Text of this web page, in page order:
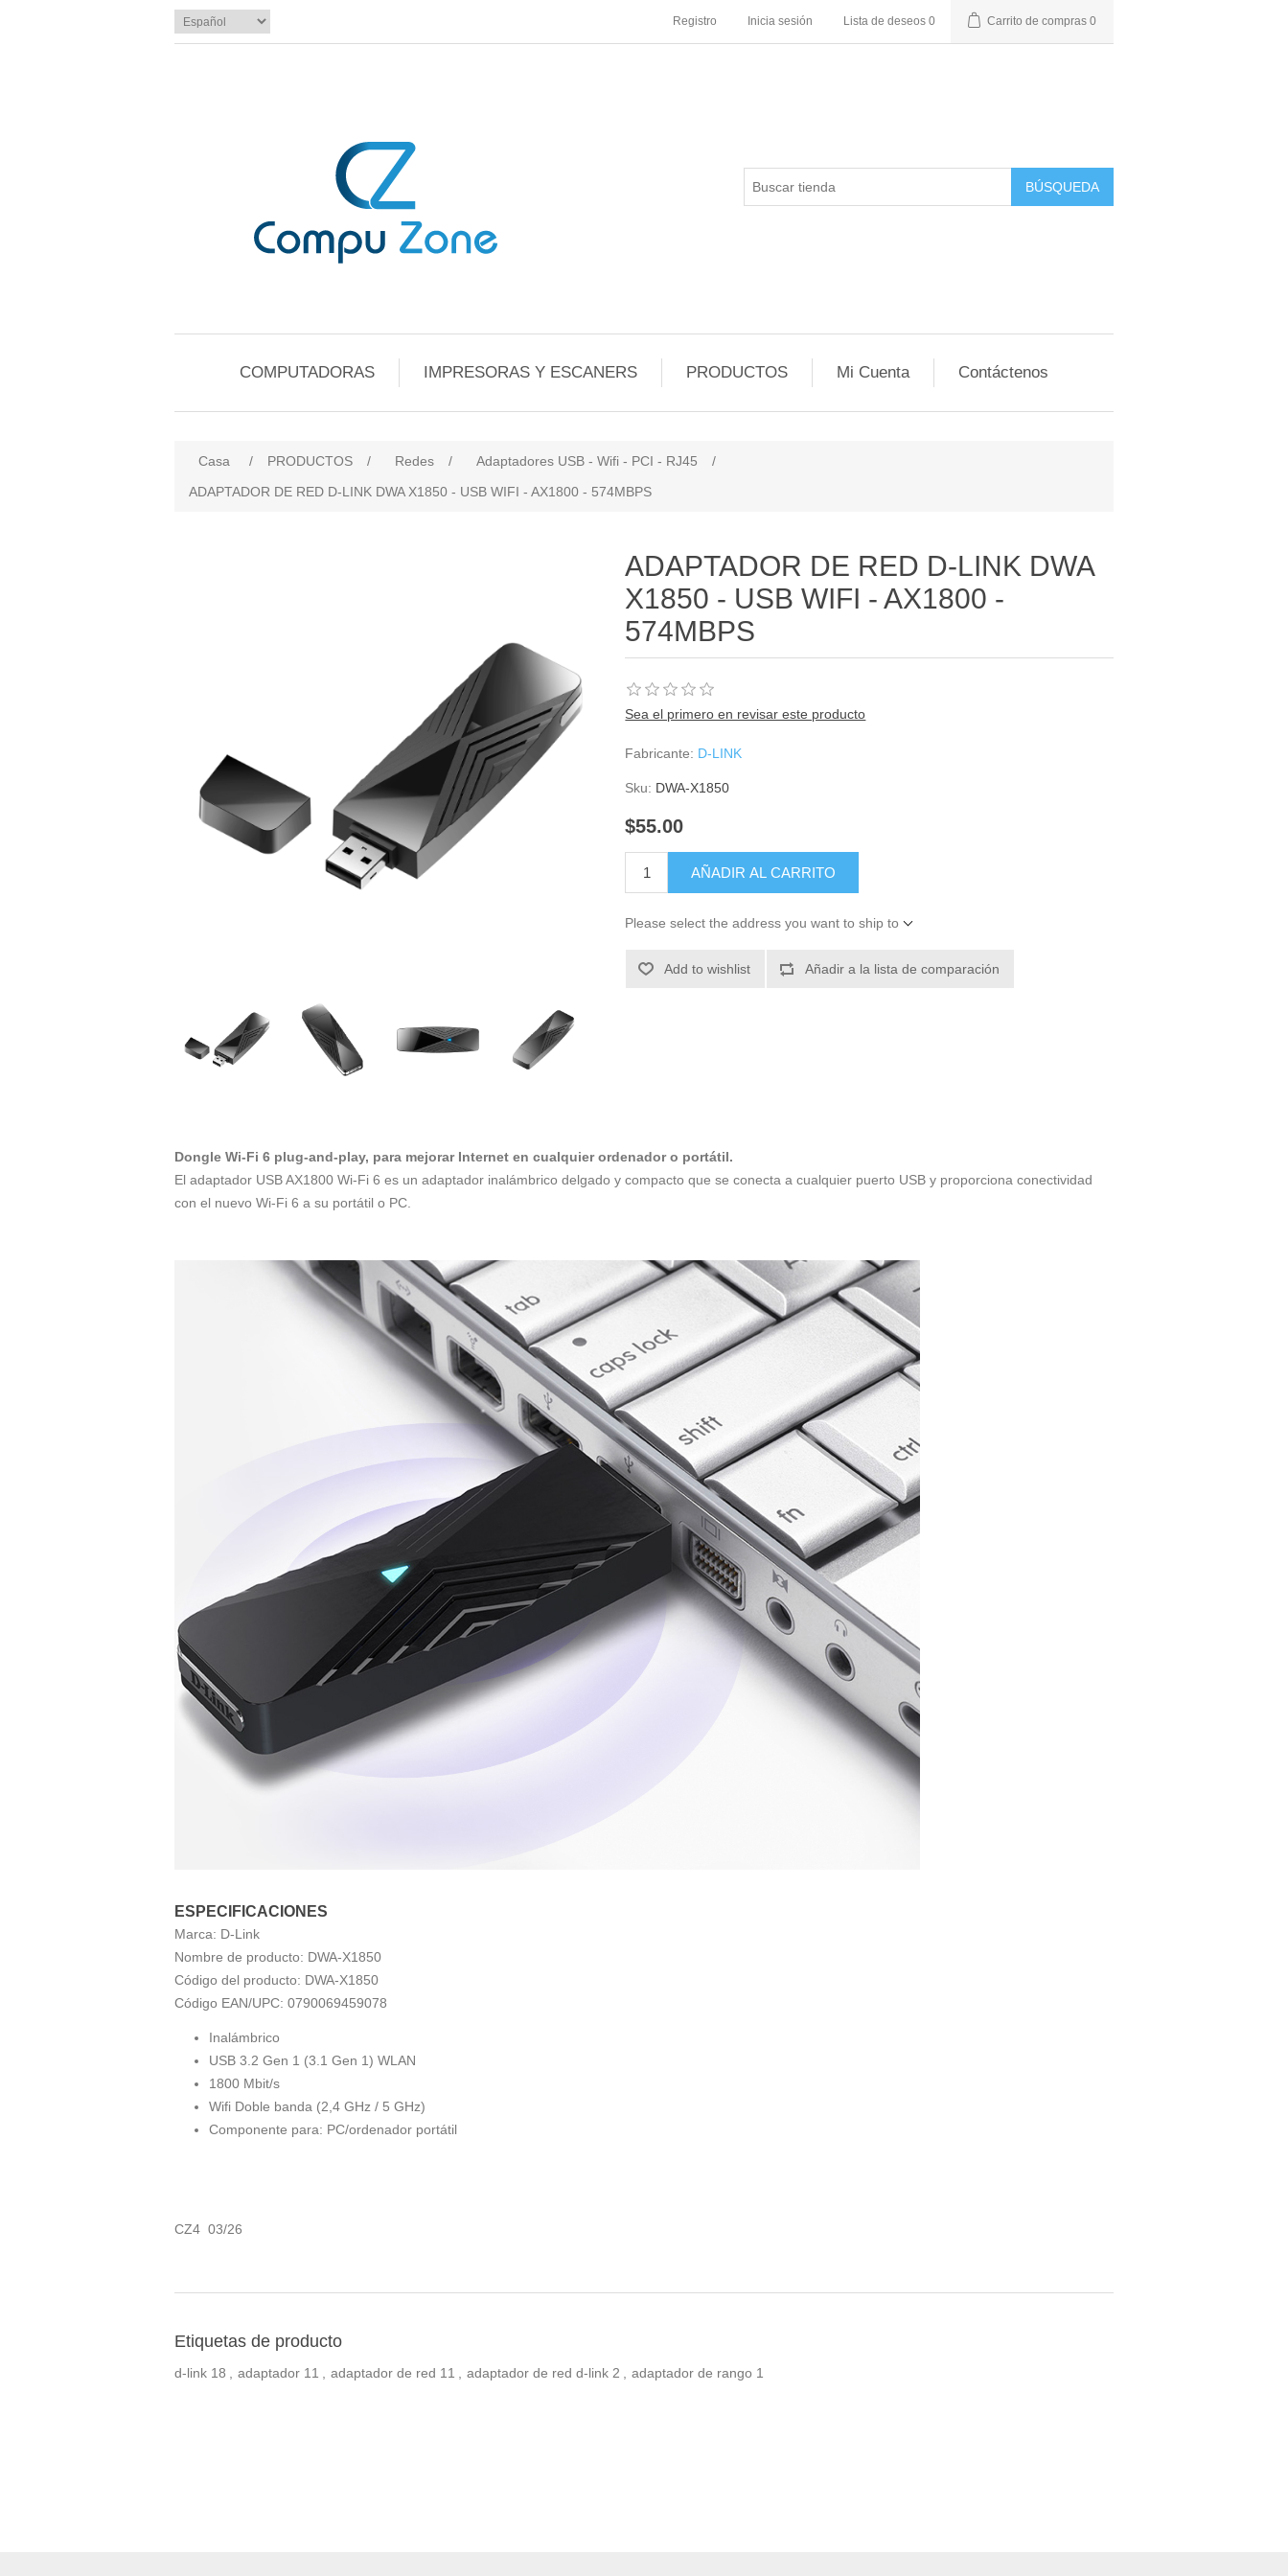
Registro Inicia sesión Lista de deseos 0 Carrito de compras 0
BÚSQUEDA
COMPUTADORAS IMPRESORAS Y ESCANERS PRODUCTOS Mi Cuenta Contáctenos
Casa / PRODUCTOS / Redes / Adaptadores USB - Wifi - PCI - RJ45
/
ADAPTADOR DE RED D-LINK DWA X1850 - USB WIFI - AX1800 - 574MBPS
ADAPTADOR DE RED D-LINK DWA
X1850 - USB WIFI - AX1800 -
574MBPS
Sea el primero en revisar este producto
Fabricante: D-LINK
Sku: DWA-X1850
$55.00
AÑADIR AL CARRITO
Please select the address you want to ship to
Add to wishlist Añadir a la lista de comparación
Dongle Wi-Fi 6 plug-and-play, para mejorar Internet en cualquier ordenador o portátil.
El adaptador USB AX1800 Wi-Fi 6 es un adaptador inalámbrico delgado y compacto que se conecta a cualquier puerto USB y proporciona conectividad
con el nuevo Wi-Fi 6 a su portátil o PC.
ESPECIFICACIONES
Marca: D-Link
Nombre de producto: DWA-X1850
Código del producto: DWA-X1850
Código EAN/UPC: 0790069459078
Inalámbrico
USB 3.2 Gen 1 (3.1 Gen 1) WLAN
1800 Mbit/s
Wifi Doble banda (2,4 GHz / 5 GHz)
Componente para: PC/ordenador portátil
CZ4 03/26
Etiquetas de producto
d-link 18 adaptador 11 adaptador de red 11 adaptador de red d-link 2 adaptador de rango 1